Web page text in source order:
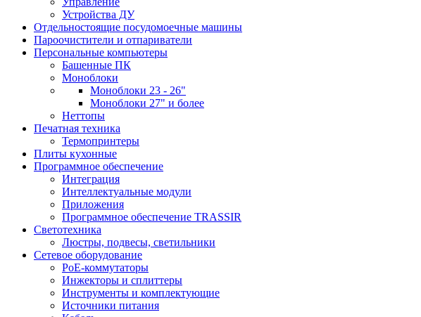
Устройства ДУ
Отдельностоящие посудомоечные машины
Пароочистители и отпариватели
Персональные компьютеры
Башенные ПК
Моноблоки
Моноблоки 23 - 26"
Моноблоки 27" и более
Неттопы
Печатная техника
Термопринтеры
Плиты кухонные
Программное обеспечение
Интеграция
Интеллектуальные модули
Приложения
Программное обеспечение TRASSIR
Светотехника
Люстры, подвесы, светильники
Сетевое оборудование
PoE-коммутаторы
Инжекторы и сплиттеры
Инструменты и комплектующие
Источники питания